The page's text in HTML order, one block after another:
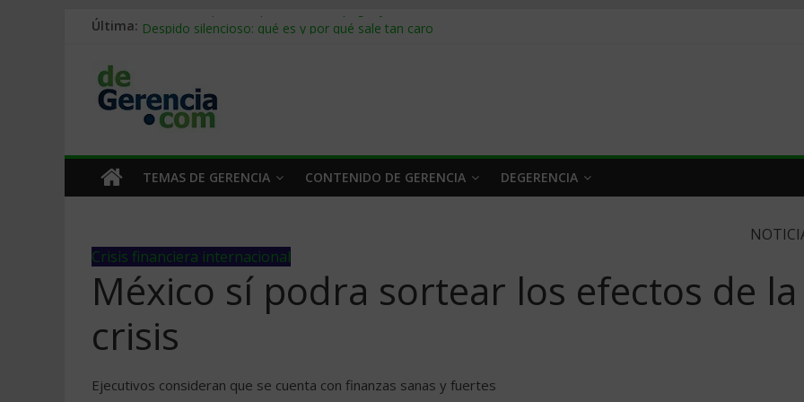
Última: Stablecoins para empresas: cómo pagar y cobrar en 2026
Trabajo forzoso en la cadena de suministro: qué hacer
Mercado hispano de EE. UU.: cómo segmentarlo y venderle
TEMAS DE GERENCIA CONTENIDO DE GERENCIA DEGERENCIA
Crisis financiera internacional
México sí­ podra sortear los efectos de la
crisis
Ejecutivos consideran que se cuenta con finanzas sanas y fuertes